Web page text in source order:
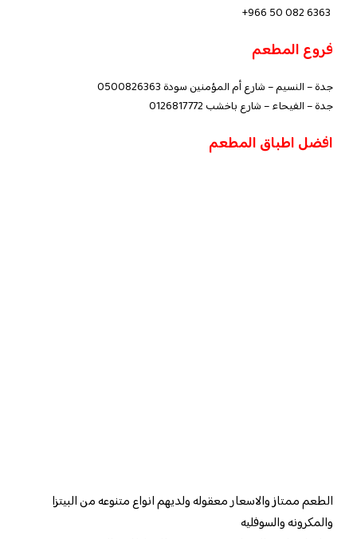
+966 50 082 6363
فروع المطعم
جدة – النسيم – شارع أم المؤمنين سودة 0500826363
جدة – الفيحاء – شارع باخشب 0126817772
افضل اطباق المطعم
الطعم ممتاز والاسعار معقوله ولديهم انواع متنوعه من البيتزا
والمكرونه والسوفليه